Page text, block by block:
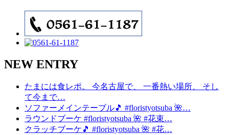
NEW ENTRY
たまには食レポ。 今名古屋で、 一番熱い場所、 そし
て今まで…
ソファーメインテーブル🎵 #floristyotsuba 🌺…
ラウンドブーケ #floristyotsuba 🌺 #花束…
クラッチブーケ🎵 #floristyotsuba 🌺 #花…